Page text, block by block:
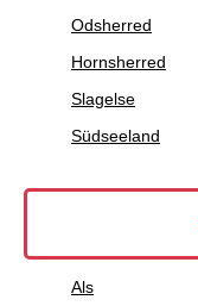
Odsherred
Hornsherred
Slagelse
Südseeland
Als